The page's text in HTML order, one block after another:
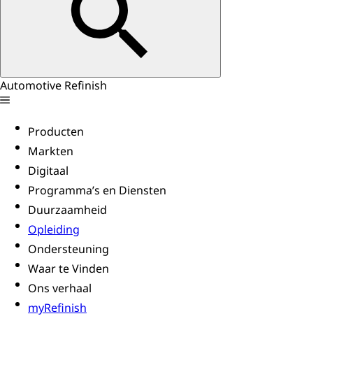
Automotive Refinish
Producten
Markten
Digitaal
Programma’s en Diensten
Duurzaamheid
Opleiding
Ondersteuning
Waar te Vinden
Ons verhaal
myRefinish